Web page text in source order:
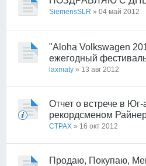
SiemensSLR » 04 май 2012
"Aloha Volkswagen
ежегодный
laxmaty » 13 авг 2012
Отчет о встрече в Юг-
рекордсменом
CTPAX » 16 окт 2012
Продаю, Покупаю,